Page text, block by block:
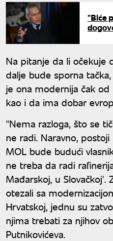
"Biće
Na pitanje da li očekuje
dalje bude sporna
je ona modernija čak
kao i da ima dobar
"Nema razloga, što se
ne radi. Naravno,
MOL bude budući
ne treba da radi
Mađarskoj, u Slovačkoj'.
otezali sa
Hrvatskoj, jednu su
njima trebati za njihov
Putnikovićeva.